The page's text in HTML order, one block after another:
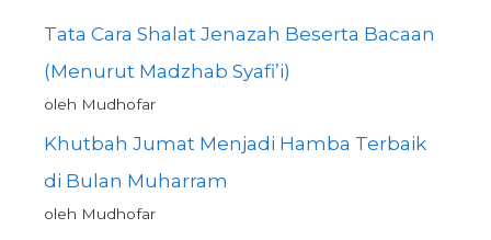
Tata Cara Shalat Jenazah Beserta Bacaan
(Menurut Madzhab Syafi’i)
oleh Mudhofar
Khutbah Jumat Menjadi Hamba Terbaik
di Bulan Muharram
oleh Mudhofar